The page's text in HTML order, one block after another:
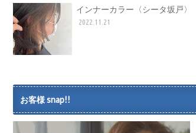
インナーカラー〈シータ坂戸〉
2022.11.21
お客様 snap!!